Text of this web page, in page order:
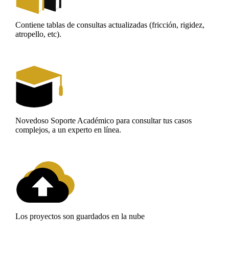
Contiene tablas de consultas actualizadas (fricción, rigidez,
atropello, etc).
Novedoso Soporte Académico para consultar tus casos
complejos, a un experto en línea.
Los proyectos son guardados en la nube